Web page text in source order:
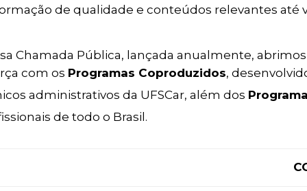
de qualidade e conteúdos relevantes até
Chamada Pública, lançada anualmente,
com os Programas Coproduzidos,
administrativos da UFSCar, além dos
de todo o Brasil.